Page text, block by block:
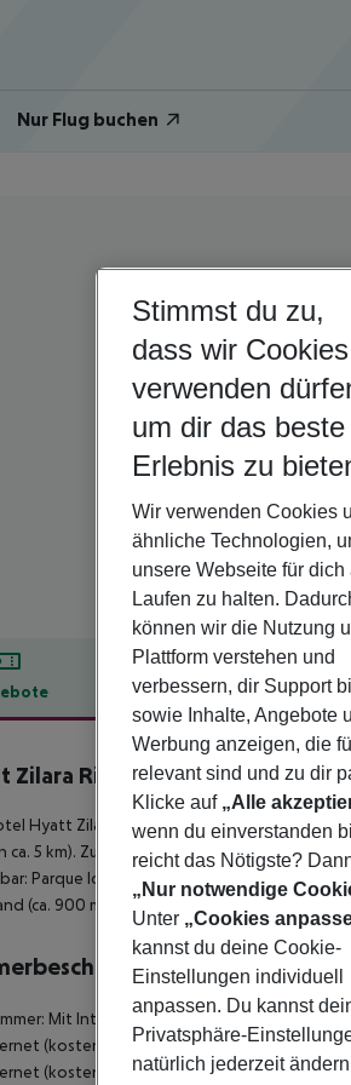
Nur Flug buchen
Hotelbeschreibung
Zilara Riviera Maya
Hyatt Zilara Riviera Maya (Adults only)
ca. 5 km). Zu den nächsten Bars und
Parque los Funadadores (ca. 13 km),
(ca. 900 m). Der Flughafen (CUN) ist ca. 55
Mit Internet (kostenlos) sowie zentral
(kostenlos) sowie zentral gesteuerter
(kostenlos) sowie zentral gesteuerter
Stimmst du zu,
dass wir Cookies
verwenden
um dir das beste
Erlebnis zu
Wir verwenden Cookies
ähnliche Technologien,
unsere Webseite für dich
Laufen zu halten.
können wir die Nutzung
Plattform verstehen und
verbessern, dir Support
sowie Inhalte, Angebote
Werbung anzeigen, die
relevant sind und zu dir
Klicke auf „Alle
wenn du einverstanden
reicht das Nötigste?
„Nur notwendige
Unter „Cookies
kannst du deine Cookie-
Einstellungen individuell
anpassen. Du kannst
Privatsphäre-
natürlich jederzeit